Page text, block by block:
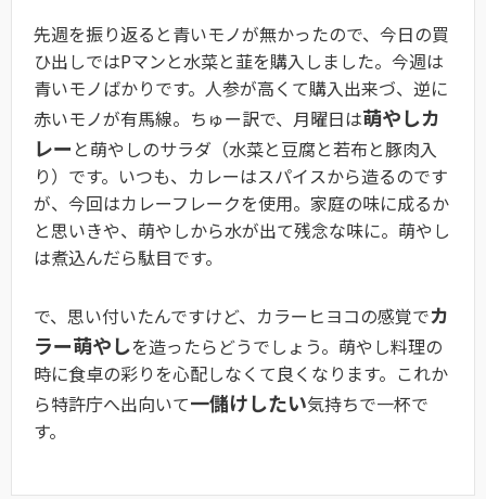
先週を振り返ると青いモノが無かったので、今日の買
ひ出しではPマンと水菜と韮を購入しました。今週は
青いモノばかりです。人参が高くて購入出来づ、逆に
赤いモノが有馬線。ちゅー訳で、月曜日は萌やしカ
レー と萌やしのサラダ（水菜と豆腐と若布と豚肉入
り）です。いつも、カレーはスパイスから造るのです
が、今回はカレーフレークを使用。家庭の味に成るか
と思いきや、萌やしから水が出て残念な味に。萌やし
は煮込んだら駄目です。
で、思い付いたんですけど、カラーヒヨコの感覚でカ
ラー萌やしを造ったらどうでしょう。萌やし料理の
時に食卓の彩りを心配しなくて良くなります。これか
ら特許庁へ出向いて一儲けしたい気持ちで一杯で
す。